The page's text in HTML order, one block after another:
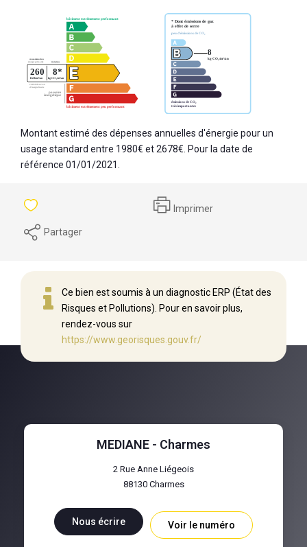
Montant estimé des dépenses annuelles d'énergie pour un
usage standard entre 1980€ et 2678€. Pour la date de
référence 01/01/2021.
Imprimer
Partager
Ce bien est soumis à un diagnostic ERP (État des
Risques et Pollutions). Pour en savoir plus,
rendez-vous sur
https://www.georisques.gouv.fr/
MEDIANE - Charmes
2 Rue Anne Liégeois
88130 Charmes
Nous écrire Voir le numéro